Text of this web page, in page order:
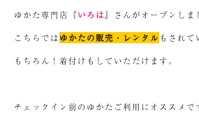
ゆかた専門店『いろは 』さんがオープンしま
こちらでは ゆかたの販売・レンタル もされて
もちろん！着付けもしていただけます。
チェックイン前のゆかたご利用にオススメで